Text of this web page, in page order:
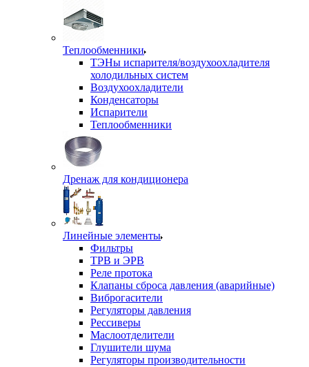
Теплообменники
ТЭНы испарителя/воздухоохладителя
холодильных систем
Воздухоохладители
Конденсаторы
Испарители
Теплообменники
Дренаж для кондиционера
Линейные элементы
Фильтры
ТРВ и ЭРВ
Реле протока
Клапаны сброса давления (аварийные)
Виброгасители
Регуляторы давления
Рессиверы
Маслоотделители
Глушители шума
Регуляторы производительности